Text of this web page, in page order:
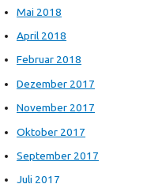
Mai 2018
April 2018
Februar 2018
Dezember 2017
November 2017
Oktober 2017
September 2017
Juli 2017